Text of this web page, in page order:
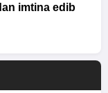
imtina edib